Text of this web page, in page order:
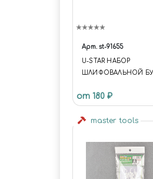
Арт. st-91655
U-STAR НАБОР
ШЛИФОВАЛЬНОЙ
30ШТ)
от 180 ₽
master tools